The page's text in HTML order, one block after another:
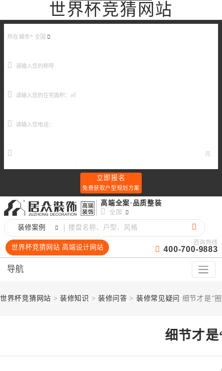
世界杯竞猜网站
所在城市* 全国
元
立即报名
免费获取户型规划方案
高端全案·品质整装
全国
装修案例
世界杯竞猜网站 高端设计网站
咨询热线
400-700-9883
导航
世界杯竞猜网站 >装修知识 > 装修问答 > 装修常见疑问 细节才是“
细节才